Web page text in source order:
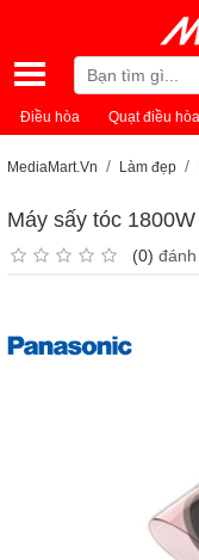
Điều hòa Quạt điều hòa
MediaMart.Vn Làm đẹp
Máy sấy tóc
(0)